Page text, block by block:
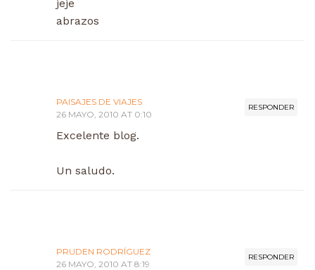
jeje
abrazos
RESPONDER
PAISAJES DE VIAJES
26 MAYO, 2010 AT 0:10
Excelente blog.
Un saludo.
RESPONDER
PRUDEN RODRÍGUEZ
26 MAYO, 2010 AT 8:19